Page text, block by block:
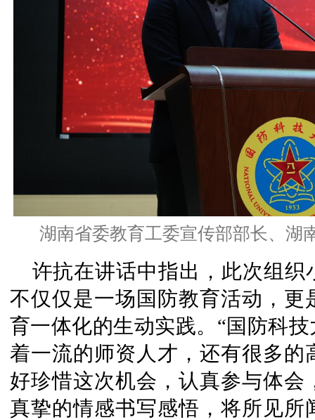
湖南省委教育工委宣传部部长、湖
许抗在讲话中指出，此次组
不仅仅是一场国防教育活动，
育一体化的生动实践。“国防科
着一流的师资人才，还有很多
好珍惜这次机会，认真参与体
真挚的情感书写感悟，将所见